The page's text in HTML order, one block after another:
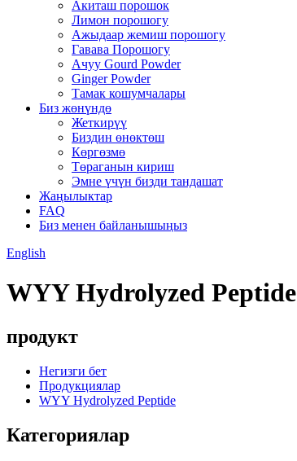
Акиташ порошок
Лимон порошогу
Ажыдаар жемиш порошогу
Гавава Порошогу
Ачуу Gourd Powder
Ginger Powder
Тамак кошумчалары
Биз жөнүндө
Жеткирүү
Биздин өнөктөш
Көргөзмө
Төраганын кириш
Эмне үчүн бизди тандашат
Жаңылыктар
FAQ
Биз менен байланышыңыз
English
WYY Hydrolyzed Peptide
продукт
Негизги бет
Продукциялар
WYY Hydrolyzed Peptide
Категориялар